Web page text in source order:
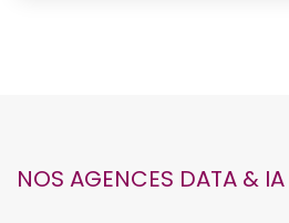
NOS AGENCES DATA & IA